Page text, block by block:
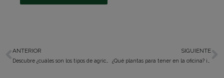
Ant
ANTERIOR SIGUIENTE